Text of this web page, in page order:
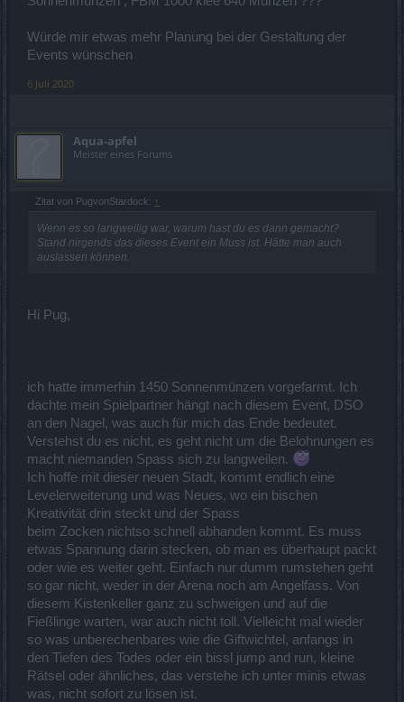
Würde mir etwas mehr Planung bei der Gestaltung der
Events wünschen
6 Juli 2020
Aqua-apfel
Meister eines Forums
Zitat von PugvonStardock: ↑
Wenn es so langweilig war, warum hast du es dann gemacht?
Stand nirgends das dieses Event ein Muss ist. Hätte man auch
auslassen können.
Hi Pug,
ich hatte immerhin 1450 Sonnenmünzen vorgefarmt. Ich
dachte mein Spielpartner hängt nach diesem Event, DSO
an den Nagel, was auch für mich das Ende bedeutet.
Verstehst du es nicht, es geht nicht um die Belohnungen es
macht niemanden Spass sich zu langweilen.
Ich hoffe mit dieser neuen Stadt, kommt endlich eine
Levelerweiterung und was Neues, wo ein bischen
Kreativität drin steckt und der Spass
beim Zocken nichtso schnell abhanden kommt. Es muss
etwas Spannung darin stecken, ob man es überhaupt packt
oder wie es weiter geht. Einfach nur dumm rumstehen geht
so gar nicht, weder in der Arena noch am Angelfass. Von
diesem Kistenkeller ganz zu schweigen und auf die
Fießlinge warten, war auch nicht toll. Vielleicht mal wieder
so was unberechenbares wie die Giftwichtel, anfangs in
den Tiefen des Todes oder ein bissl jump and run, kleine
Rätsel oder ähnliches, das verstehe ich unter minis etwas
was, nicht sofort zu lösen ist.